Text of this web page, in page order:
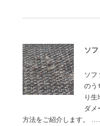
ソ
ソフ
のう
り生
ダメ
方法をご紹介します。